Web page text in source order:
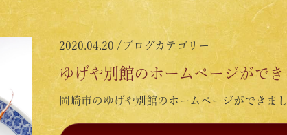
2020.04.20 / ブログカテゴリー
ゆげや別館のホームページができ
岡崎市のゆげや別館のホームページができま